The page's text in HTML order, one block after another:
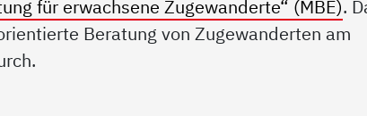
für erwachsene Zugewanderte“ (MBE).
Beratung von Zugewanderten am